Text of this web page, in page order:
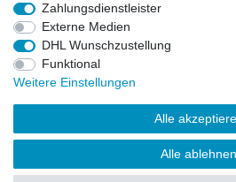
AGB
Handelsgesellschaft mbH.
Alle Markennamen, Warenzeichen
und Beschreibungen sind Eigentum
Zahlungsdienstleister
Externe Medien
DHL Wunschzustellung
Funktional
Weitere Einstellungen
Alle
Alle ablehnen